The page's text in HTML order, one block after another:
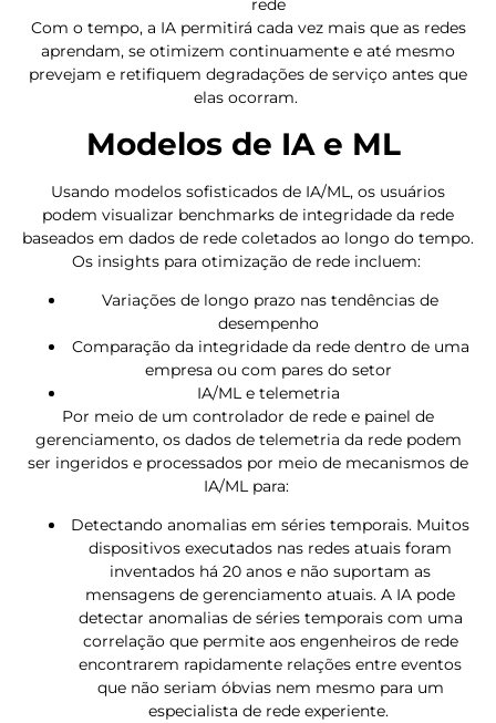
rede
Com o tempo, a IA permitirá cada vez mais que as redes
aprendam, se otimizem continuamente e até mesmo
prevejam e retifiquem degradações de serviço antes que
elas ocorram.
Modelos de IA e ML
Usando modelos sofisticados de IA/ML, os usuários
podem visualizar benchmarks de integridade da rede
baseados em dados de rede coletados ao longo do tempo.
Os insights para otimização de rede incluem:
Variações de longo prazo nas tendências de
desempenho
Comparação da integridade da rede dentro de uma
empresa ou com pares do setor
IA/ML e telemetria
Por meio de um controlador de rede e painel de
gerenciamento, os dados de telemetria da rede podem
ser ingeridos e processados por meio de mecanismos de
IA/ML para:
Detectando anomalias em séries temporais. Muitos
dispositivos executados nas redes atuais foram
inventados há 20 anos e não suportam as
mensagens de gerenciamento atuais. A IA pode
detectar anomalias de séries temporais com uma
correlação que permite aos engenheiros de rede
encontrarem rapidamente relações entre eventos
que não seriam óbvias nem mesmo para um
especialista de rede experiente.